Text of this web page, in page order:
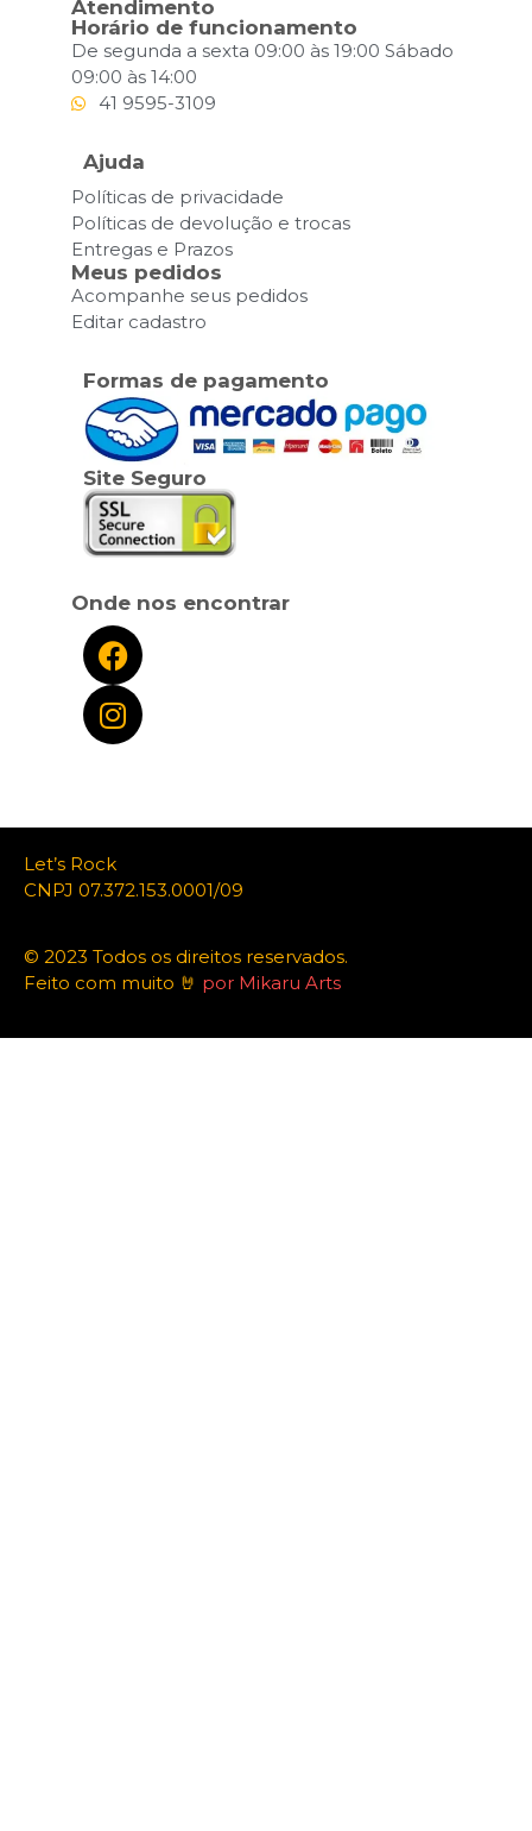
Atendimento
Horário de funcionamento
De segunda a sexta 09:00 às 19:00 Sábado
09:00 às 14:00
41 9595-3109
Ajuda
Políticas de privacidade
Políticas de devolução e trocas
Entregas e Prazos
Meus pedidos
Acompanhe seus pedidos
Editar cadastro
Formas de pagamento
Site Seguro
Onde nos encontrar
Let’s Rock
CNPJ 07.372.153.0001/09
© 2023 Todos os direitos reservados.
Feito com muito 🤘 por Mikaru Arts